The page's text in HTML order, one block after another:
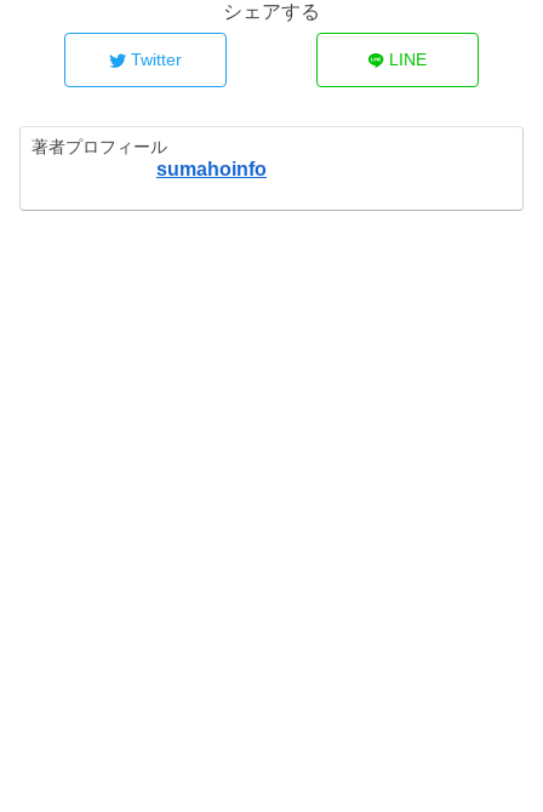
シェアする
Twitter LINE
著者プロフィール
sumahoinfo